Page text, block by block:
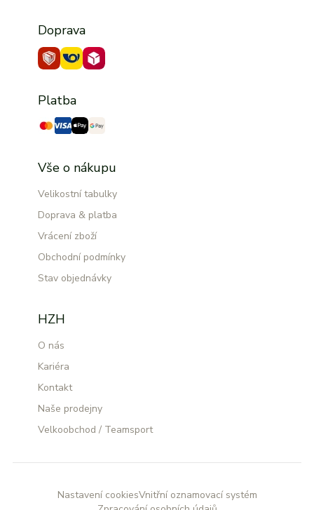
Doprava
Platba
Vše o nákupu
Velikostní tabulky
Doprava & platba
Vrácení zboží
Obchodní podmínky
Stav objednávky
HZH
O nás
Kariéra
Kontakt
Naše prodejny
Velkoobchod / Teamsport
Nastavení cookiesVnitřní oznamovací systém